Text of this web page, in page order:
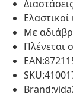
Ελαστικοί
Με
Πλένεται